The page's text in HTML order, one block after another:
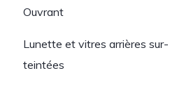
Ouvrant
Lunette et vitres arrières sur-
teintées